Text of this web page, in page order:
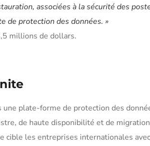
associées à la sécurité des
de protection des données. »
millions de dollars.
plate-forme de protection des
de haute disponibilité et de
cible les entreprises internationales